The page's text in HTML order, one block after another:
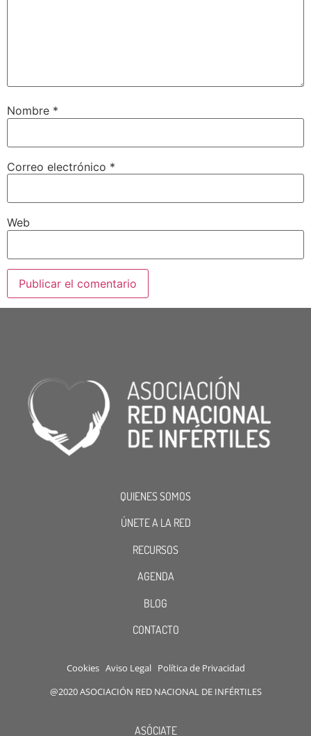
Nombre *
Correo electrónico *
Web
QUIENES SOMOS
ÚNETE A LA RED
RECURSOS
AGENDA
BLOG
CONTACTO
Cookies Aviso Legal Política de Privacidad
@2020 ASOCIACIÓN RED NACIONAL DE INFÉRTILES
ASÓCIATE